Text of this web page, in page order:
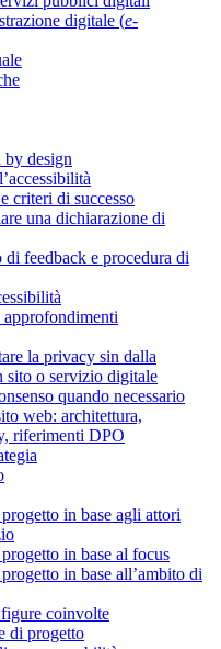
digitale (e-
by design
criteri di successo
una dichiarazione di
di feedback e procedura di
la privacy sin dalla
sito o servizio digitale
quando necessario
web: architettura,
riferimenti DPO
in base agli attori
in base al focus
in base all’ambito di
coinvolte
di progetto